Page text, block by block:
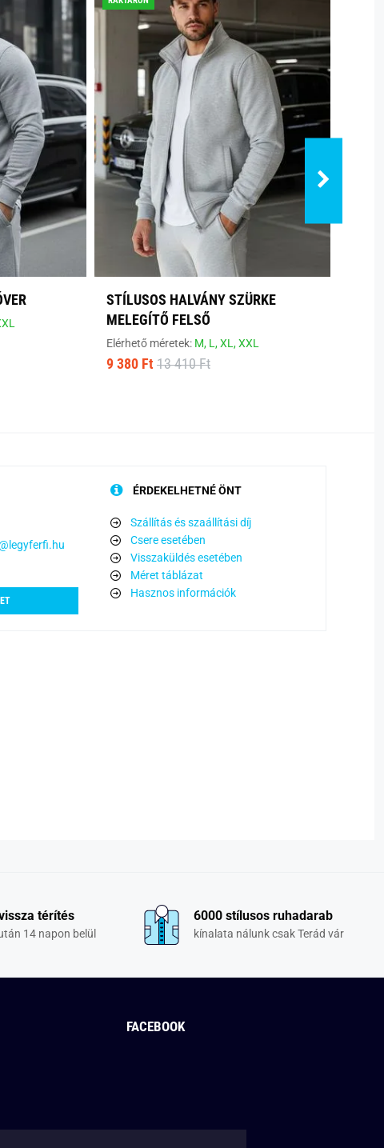
STÍLUSOS HALVÁNY SZÜRKE
MELEGÍTŐ FELSŐ
Elérhető méretek: M, L,XL,XXL
9 380 Ft 13 410 Ft
ÉRDEKELHETNÉ ÖNT
Szállítás és szaállítási díj
Csere esetében
Visszaküldés esetében
Méret táblázat
Hasznos információk
térítés
14 napon belül
6000 stílusos ruhadarab
kínalata nálunk csak Terád vár
FACEBOOK